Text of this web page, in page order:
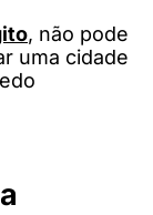
, não pode
uma cidade